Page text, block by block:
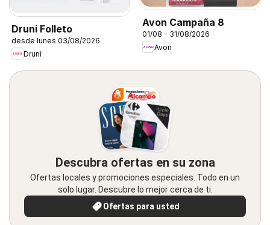
Druni Folleto
desde lunes 03/08/2026
Druni
Avon Campaña 8
01/08 - 31/08/2026
Avon
Descubra ofertas en su zona
Ofertas locales y promociones especiales. Todo en un
solo lugar. Descubre lo mejor cerca de ti.
Ofertas para usted